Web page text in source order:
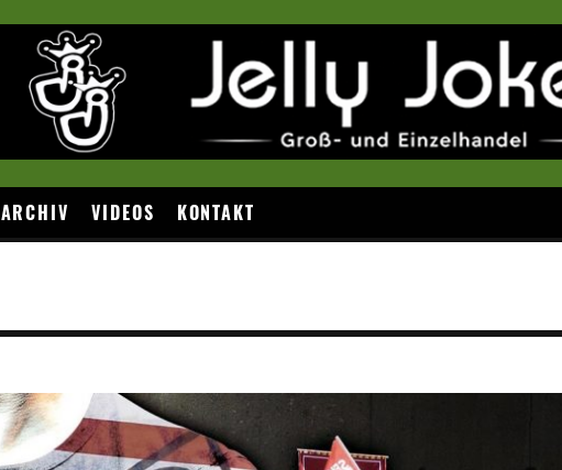
ARCHIV VIDEOS KONTAKT